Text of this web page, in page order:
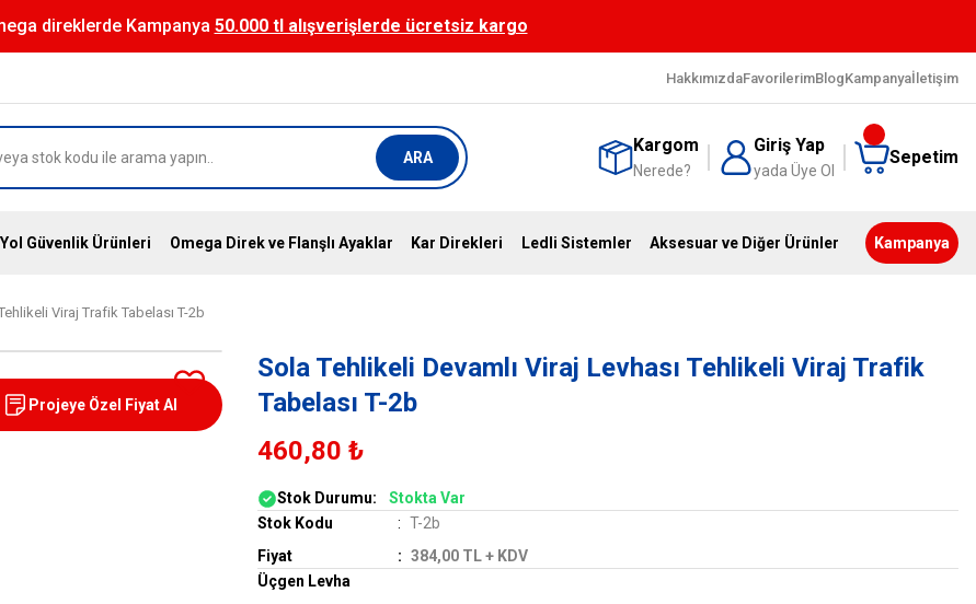
direklerde Kampanya 50.000 tl alışverişlerde ücretsiz kargo
HakkımızdaFavorilerimBlogKampanyaİletişim
ARA
Kargom
Nerede?
Giriş Yap
yada Üye Ol
Sepetim
Yol Güvenlik Ürünleri Omega Direk ve Flanşlı Ayaklar Kar Direkleri Ledli Sistemler Aksesuar ve Diğer Ürünler Kampanya
Viraj Trafik Tabelası T-2b
Projeye Özel Fiyat Al
Sola Tehlikeli Devamlı Viraj Levhası Tehlikeli Viraj Trafik
Tabelası T-2b
460,80 ₺
Stok Durumu:
Stokta Var
Stok Kodu
T-2b
Fiyat
384,00 TL + KDV
Üçgen Levha